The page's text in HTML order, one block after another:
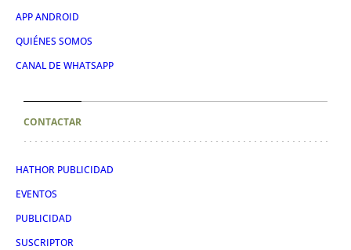
APP ANDROID
QUIÉNES SOMOS
CANAL DE WHATSAPP
CONTACTAR
HATHOR PUBLICIDAD
EVENTOS
PUBLICIDAD
SUSCRIPTOR